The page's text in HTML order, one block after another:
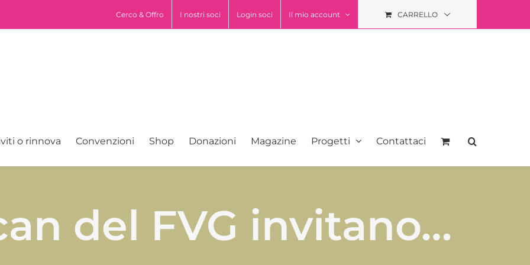
Cerco & Offro I nostri soci Login soci Il mio account CARRELLO
o rinnova Convenzioni Shop Donazioni Magazine Progetti Contattaci
del FVG invitano…